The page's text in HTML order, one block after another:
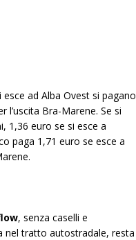
ad Alba Ovest si pagano
l’uscita Bra-Marene. Se si
1,36 euro se si esce a
paga 1,71 euro se esce a
, senza caselli e
nel tratto autostradale, resta